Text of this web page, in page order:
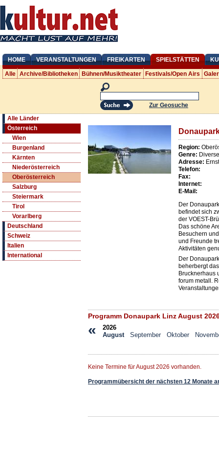
HOME VERANSTALTUNGEN FREIKARTEN SPIELSTÄTTEN
Alle Archive/Bibliotheken Bühnen/Musiktheater Festivals/Open Airs
Zur Geosuche
Alle Länder
Österreich
Wien
Burgenland
Kärnten
Niederösterreich
Oberösterreich
Salzburg
Steiermark
Tirol
Vorarlberg
Deutschland
Schweiz
Italien
International
Region:
Genre: Diverse
Adresse:
Telefon:
Fax:
Internet:
E-Mail:
Der
befindet sich
der VOEST-
Das schöne
Besuchern
und Freunde
Aktivitäten
Der
beherbergt
Brucknerhaus
forum metall.
Programm Donaupark Linz August
«
2026
August
September Oktober
Keine Termine für August 2026 vorhanden.
Programmübersicht der nächsten 12 Monate